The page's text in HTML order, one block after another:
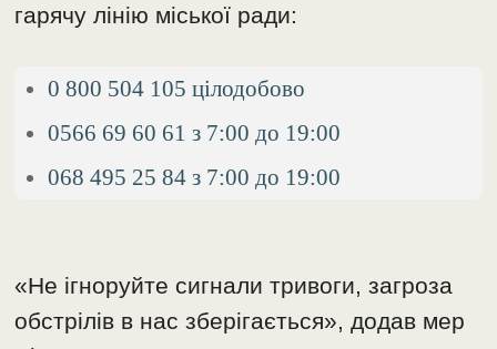
гарячу лінію міської ради:
0 800 504 105 цілодобово
0566 69 60 61 з 7:00 до 19:00
068 495 25 84 з 7:00 до 19:00
«Не ігноруйте сигнали тривоги, загроза
обстрілів в нас зберігається», додав мер